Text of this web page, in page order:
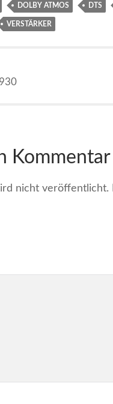
DOLBY ATMOS DTS
VERSTÄRKER
Kommentar
nicht veröffentlicht.